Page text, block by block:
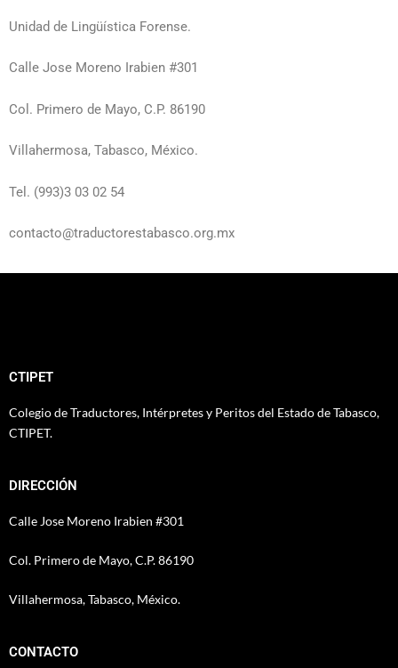
Unidad de Lingüística Forense.
Calle Jose Moreno Irabien #301
Col. Primero de Mayo, C.P. 86190
Villahermosa, Tabasco, México.
Tel. (993)3 03 02 54
contacto@traductorestabasco.org.mx
CTIPET
Colegio de Traductores, Intérpretes y Peritos del Estado de Tabasco,
CTIPET.
DIRECCIÓN
Calle Jose Moreno Irabien #301
Col. Primero de Mayo, C.P. 86190
Villahermosa, Tabasco, México.
CONTACTO